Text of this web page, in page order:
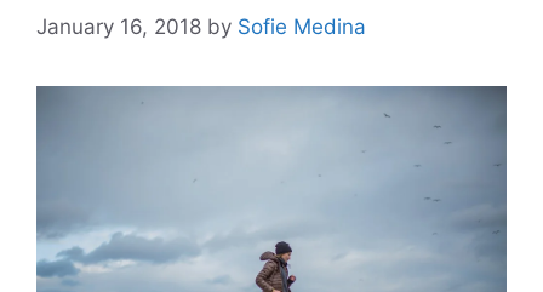
January 16, 2018 by Sofie Medina